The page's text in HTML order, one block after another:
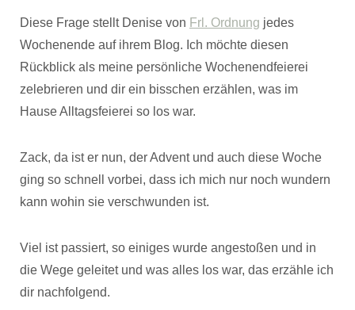
Diese Frage stellt Denise von Frl. Ordnung jedes
Wochenende auf ihrem Blog. Ich möchte diesen
Rückblick als meine persönliche Wochenendfeierei
zelebrieren und dir ein bisschen erzählen, was im
Hause Alltagsfeierei so los war.
Zack, da ist er nun, der Advent und auch diese Woche
ging so schnell vorbei, dass ich mich nur noch wundern
kann wohin sie verschwunden ist.
Viel ist passiert, so einiges wurde angestoßen und in
die Wege geleitet und was alles los war, das erzähle ich
dir nachfolgend.